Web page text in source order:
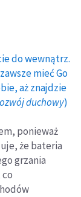
do wewnątrz.
mieć Go
aż znajdzie
duchowy)
ponieważ
że bateria
grzania